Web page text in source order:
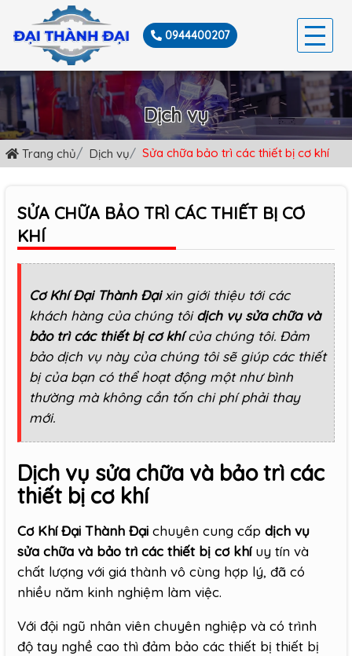
TRANG CHỦ
GIỚI THIỆU
SẢN PHẨM
TIN TỨC
LIÊN HỆ
0944400207
Dịch vụ
Trang chủ Dịch vụ Sửa chữa bảo trì các thiết bị cơ khí
SỬA CHỮA BẢO TRÌ CÁC THIẾT BỊ CƠ
KHÍ
Cơ Khí Đại Thành Đạixin giới thiệu tới các
khách hàng của chúng tôidịch vụ sửa chữa và
bảo trì các thiết bị cơ khícủa chúng tôi. Đảm
bảo dịch vụ này của chúng tôi sẽ giúp các thiết
bị của bạn có thể hoạt động một như bình
thường mà không cần tốn chi phí phải thay
mới.
Dịch vụ sửa chữa và bảo trì các
thiết bị cơ khí
Cơ Khí Đại Thành Đại chuyên cung cấp dịch vụ
sửa chữa và bảo trì các thiết bị cơ khíuy tín và
chất lượng với giá thành vô cùng hợp lý, đã có
nhiều năm kinh nghiệm làm việc.
Với đội ngũ nhân viên chuyên nghiệp và có trình
độ tay nghề cao thì đảm bảo các thiết bị thiết bị